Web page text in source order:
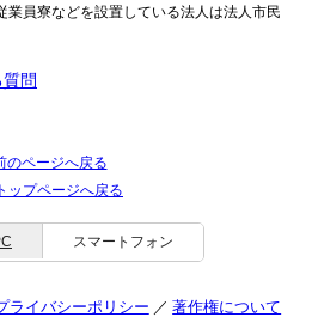
業員寮などを設置している法人は法人市民
問
のページへ戻る
トップページへ戻る
スマートフォン
ライバシーポリシー 著作権について